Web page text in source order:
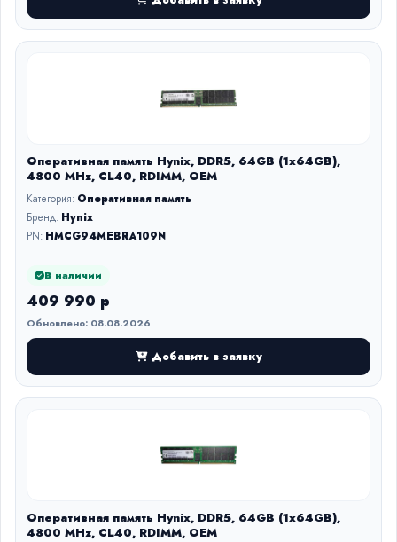
Оперативная память Hynix, DDR5, 64GB (1x64GB),
4800 MHz, CL40, RDIMM, OEM
Категория: Оперативная память
Бренд: Hynix
PN: HMCG94MEBRA109N
В наличии
409 990 р
Обновлено: 08.08.2026
Добавить в заявку
Оперативная память Hynix, DDR5, 64GB (1x64GB),
4800 MHz, CL40, RDIMM, OEM